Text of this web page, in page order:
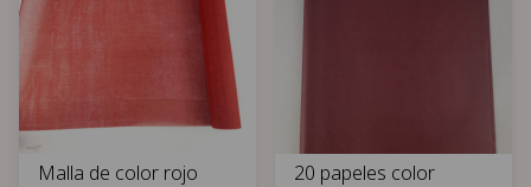
Malla de color rojo
20 papeles color